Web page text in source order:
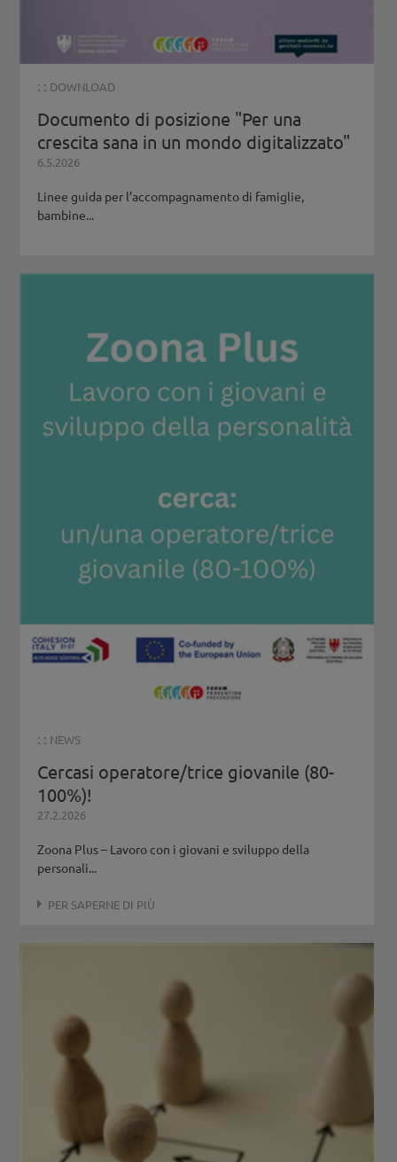
: : DOWNLOAD
Documento di posizione "Per una
crescita sana in un mondo digitalizzato"
6.5.2026
Linee guida per l’accompagnamento di famiglie,
bambine...
: : NEWS
Cercasi operatore/trice giovanile (80-
100%)!
27.2.2026
Zoona Plus – Lavoro con i giovani e sviluppo della
personali...
PER SAPERNE DI PIÙ